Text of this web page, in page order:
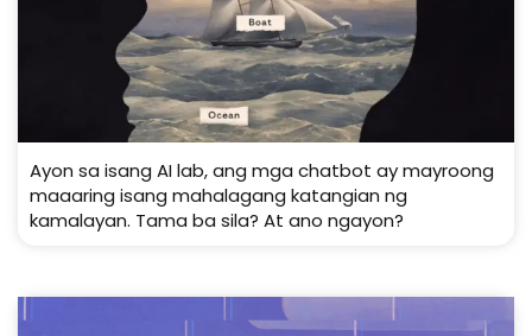
Ayon sa isang AI lab, ang mga chatbot ay mayroong
maaaring isang mahalagang katangian ng
kamalayan. Tama ba sila? At ano ngayon?